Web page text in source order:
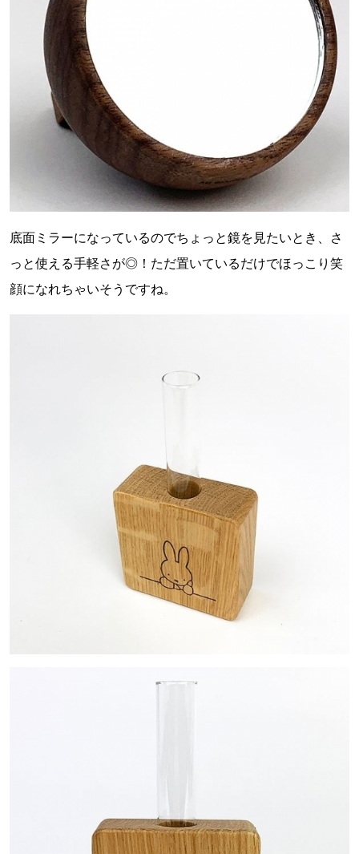
底面ミラーになっているのでちょっと鏡を見たいとき、さ
っと使える手軽さが◎！ただ置いているだけでほっこり笑
顔になれちゃいそうですね。